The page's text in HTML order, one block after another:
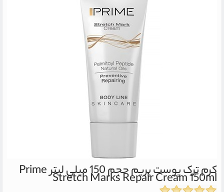
کرم ترک پوست پريم حجم 150 ميلي ليتر Prime Stretch Marks Repair Cream 150ml